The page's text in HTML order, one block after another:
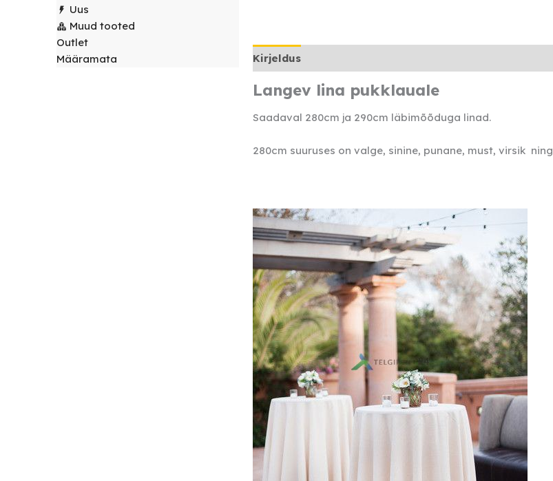
kaunistused
Toolikatted Uus
Muud tooted
Outlet
Määramata
Kirjeldus
Langev lina pukklauale
Saadaval 280cm ja 290cm läbimõõduga linad.
280cm suuruses on valge, sinine, punane, must, virsik ning